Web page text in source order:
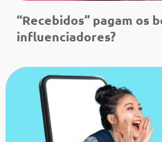
“Recebidos” pagam os
influenciadores?